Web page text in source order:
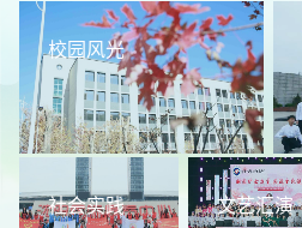
校园风光
社会实践 文艺汇演